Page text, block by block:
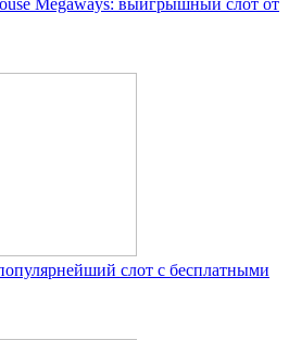
слот с бесплатными